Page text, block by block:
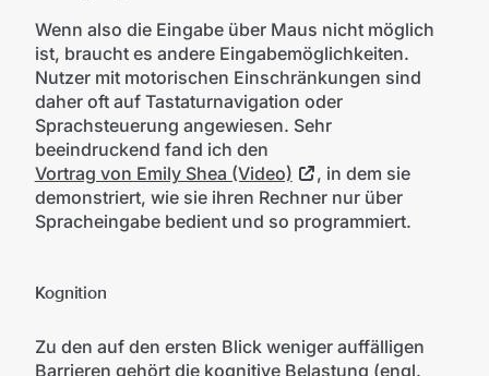
Wenn also die Eingabe über Maus nicht möglich
ist, braucht es andere Eingabemöglichkeiten.
Nutzer mit motorischen Einschränkungen sind
daher oft auf Tastaturnavigation oder
Sprachsteuerung angewiesen. Sehr
beeindruckend fand ich den
Vortrag von Emily Shea (Video)
, in dem sie
demonstriert, wie sie ihren Rechner nur über
Spracheingabe bedient und so programmiert.
Kognition
Zu den auf den ersten Blick weniger auffälligen
Barrieren gehört die kognitive Belastung (engl.